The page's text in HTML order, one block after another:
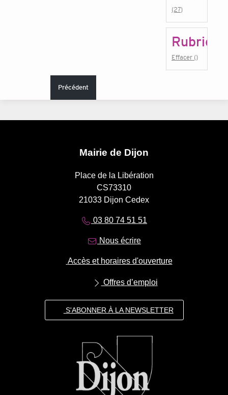
(27)
Rubrique
Effacer ()
Précédent
Mairie de Dijon
Place de la Libération
CS73310
21033 Dijon Cedex
03 80 74 51 51
Nous écrire
Accès et horaires d'ouverture
Offres d’emploi
S'ABONNER À LA NEWSLETTER